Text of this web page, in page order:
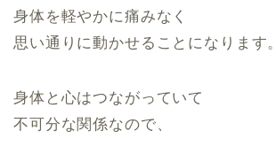
身体を軽やかに痛みなく
思い通りに動かせることになります。
身体と心はつながっていて
不可分な関係なので、